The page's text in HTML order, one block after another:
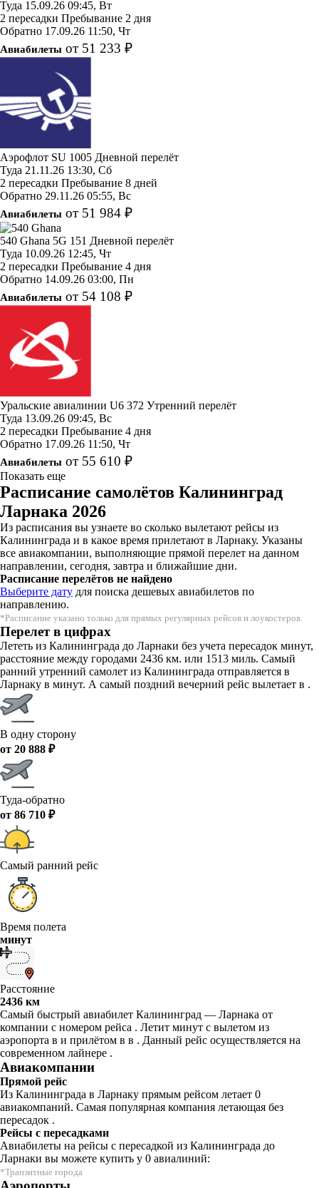
Туда 15.09.26 09:45, Вт
2 пересадки Пребывание 2 дня
Обратно 17.09.26 11:50, Чт
Авиабилеты от 51 233 ₽
Аэрофлот SU 1005 Дневной перелёт
Туда 21.11.26 13:30, Сб
2 пересадки Пребывание 8 дней
Обратно 29.11.26 05:55, Вс
Авиабилеты от 51 984 ₽
540 Ghana 5G 151 Дневной перелёт
Туда 10.09.26 12:45, Чт
2 пересадки Пребывание 4 дня
Обратно 14.09.26 03:00, Пн
Авиабилеты от 54 108 ₽
Уральские авиалинии U6 372 Утренний перелёт
Туда 13.09.26 09:45, Вс
2 пересадки Пребывание 4 дня
Обратно 17.09.26 11:50, Чт
Авиабилеты от 55 610 ₽
Показать еще
Расписание самолётов Калининград
Ларнака 2026
Из расписания вы узнаете во сколько вылетают рейсы из
Калининграда и в какое время прилетают в Ларнаку. Указаны
все авиакомпании, выполняющие прямой перелет на данном
направлении, сегодня, завтра и ближайшие дни.
Расписание перелётов не найдено
Выберите дату для поиска дешевых авиабилетов по
направлению.
*Расписание указано только для прямых регулярных рейсов и лоукостеров.
Перелет в цифрах
Лететь из Калининграда до Ларнаки без учета пересадок минут,
расстояние между городами 2436 км. или 1513 миль. Самый
ранний утренний самолет из Калининграда отправляется в
Ларнаку в минут. А самый поздний вечерний рейс вылетает в .
В одну сторону
от 20 888 ₽
Туда-обратно
от 86 710 ₽
Самый ранний рейс
Время полета
минут
Расстояние
2436 км
Самый быстрый авиабилет Калининград — Ларнака от
компании с номером рейса . Летит минут с вылетом из
аэропорта в и прилётом в в . Данный рейс осуществляется на
современном лайнере .
Авиакомпании
Прямой рейс
Из Калининграда в Ларнаку прямым рейсом летает 0
авиакомпаний. Самая популярная компания летающая без
пересадок .
Рейсы с пересадками
Авиабилеты на рейсы с пересадкой из Калининграда до
Ларнаки вы можете купить у 0 авиалиний:
*Транзитные города